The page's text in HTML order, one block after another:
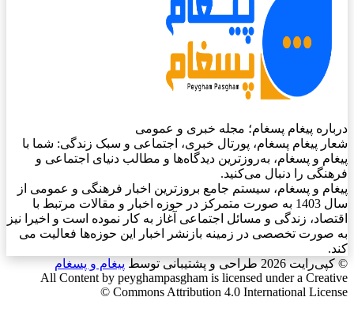
درباره پیغام پسغام؛ مجله خبری و عمومی
شعار پیغام پسغام، پورتال خبری، اجتماعی و سبک زندگی: شما با
پیغام و پسغام، به‌روزترین دیدگاه‌ها و مطالب دنیای اجتماعی و
فرهنگی را دنبال می‌کنید.
پیغام و پسغام، سیستم جامع بروزترین اخبار فرهنگی و عمومی از
سال 1403 به صورت متمرکز در حوزه اخبار و مقالات مرتبط با
اقتصاد، زندگی و مسائل اجتماعی آغاز به کار نموده است و اخیرا نیز
به صورت تخصصی در زمینه بازنشر اخبار این حوزه‌ها فعالیت می
کند.
© کپی‌رایت 2026
طراحی و پشتیبانی توسط پیغام و پسغام
All Content by peyghampasgham is licensed under a Creative
Commons Attribution 4.0 International License ©️